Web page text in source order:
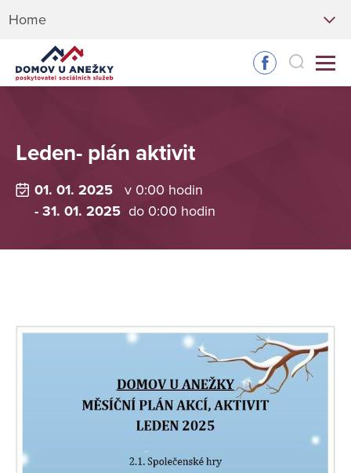
Home
Leden- plán aktivit
01. 01. 2025
v 0:00 hodin
- 31. 01. 2025 do 0:00 hodin